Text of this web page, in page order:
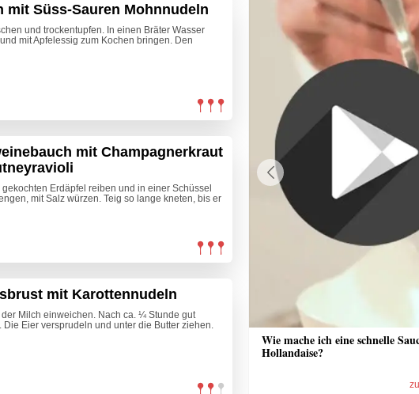
mit Süss-Sauren Mohnnudeln
und trockentupfen. In einen Bräter Wasser
mit Apfelessig zum Kochen bringen. Den
mit Champagnerkraut
gekochten Erdäpfel reiben und in einer Schüssel
mit Salz würzen. Teig so lange kneten, bis er
mit Karottennudeln
Milch einweichen. Nach ca. ¼ Stunde gut
Eier versprudeln und unter die Butter ziehen.
Wie mache ich eine schnelle
Hollandaise?
zum Video
Previous